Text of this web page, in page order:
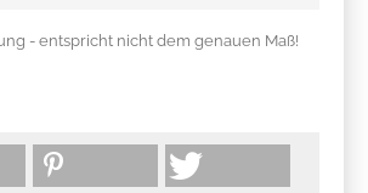
- entspricht nicht dem genauen Maß!